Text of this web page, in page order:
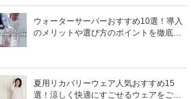
ウォーターサーバーおすすめ10選！導入
のメリットや選び方のポイントを徹底解
夏用リカバリーウェア人気おすすめ15
選！涼しく快適にすごせるウェアをご紹